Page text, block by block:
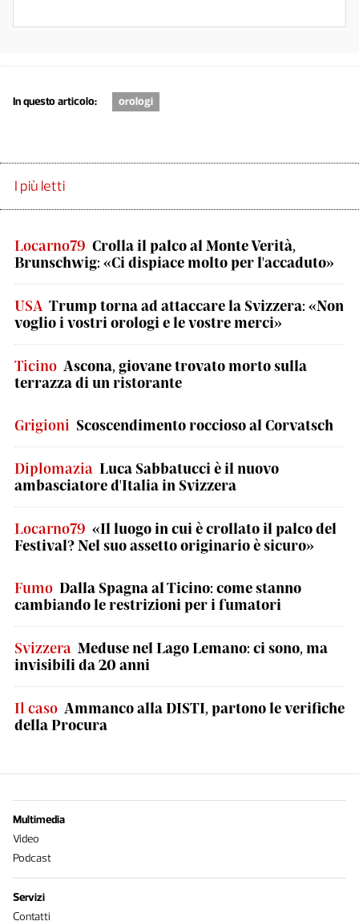
In questo articolo: orologi
I più letti
Locarno79 Crolla il palco al Monte Verità,
Brunschwig: «Ci dispiace molto per l'accaduto»
USA Trump torna ad attaccare la Svizzera: «Non
voglio i vostri orologi e le vostre merci»
Ticino Ascona, giovane trovato morto sulla
terrazza di un ristorante
Grigioni Scoscendimento roccioso al Corvatsch
Diplomazia Luca Sabbatucci è il nuovo
ambasciatore d'Italia in Svizzera
Locarno79 «Il luogo in cui è crollato il palco del
Festival? Nel suo assetto originario è sicuro»
Fumo Dalla Spagna al Ticino: come stanno
cambiando le restrizioni per i fumatori
Svizzera Meduse nel Lago Lemano: ci sono, ma
invisibili da 20 anni
Il caso Ammanco alla DISTI, partono le verifiche
della Procura
Multimedia
Video
Podcast
Servizi
Contatti